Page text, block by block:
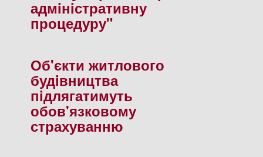
адмiнiстративну
процедуру"
Об'єкти житлового
будiвництва
пiдлягатимуть
обов'язковому
страхуванню